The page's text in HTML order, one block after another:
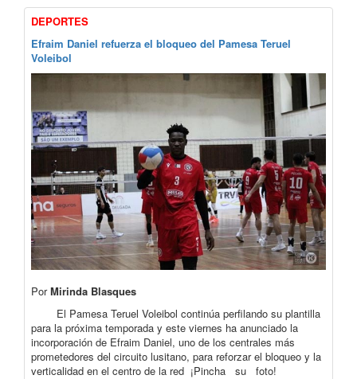
DEPORTES
Efraim Daniel refuerza el bloqueo del Pamesa Teruel
Voleibol
PorMirinda Blasques
El Pamesa Teruel Voleibol continúa perfilando su plantilla
para la próxima temporada y este viernes ha anunciado la
incorporación de Efraim Daniel, uno de los centrales más
prometedores del circuito lusitano, para reforzar el bloqueo y la
verticalidad en el centro de la red ¡Pincha su foto!